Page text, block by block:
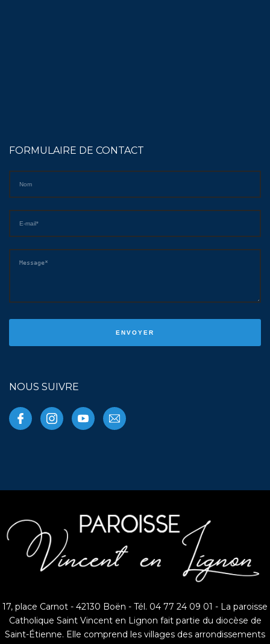
FORMULAIRE DE CONTACT
NOUS SUIVRE
17, place Carnot - 42130 Boën - Tél. 04 77 24 09 01 - La paroisse
Catholique Saint Vincent en Lignon fait partie du diocèse de
Saint-Étienne. Elle comprend les villages des arrondissements